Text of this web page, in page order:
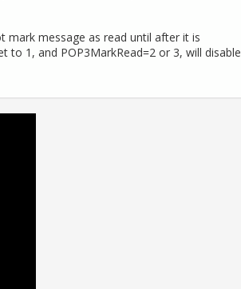
mark message as read until after it is
to 1, and POP3MarkRead=2 or 3, will disable